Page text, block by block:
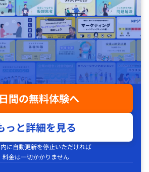
間の無料体験へ
っと詳細を見る
に自動更新を停止いただければ
料金は一切かかりません